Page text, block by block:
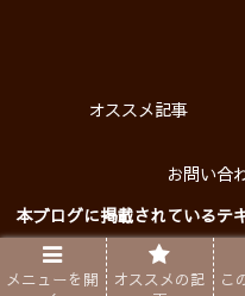
オススメ記事
お問い合
本ブログに掲載されているテ
プライ
Copyright © 生ビー
メニューを開
オススメの記
こ